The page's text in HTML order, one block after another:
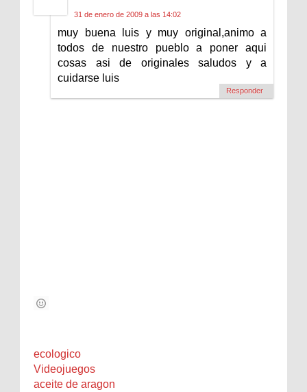
31 de enero de 2009 a las 14:02
muy buena luis y muy original,animo a
todos de nuestro pueblo a poner aqui
cosas asi de originales saludos y a
cuidarse luis
Responder
ecologico
Videojuegos
aceite de aragon